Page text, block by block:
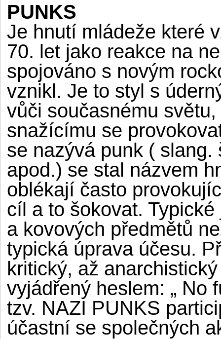
PUNKS
Je hnutí mládeže které
70. let jako reakce na
spojováno s novým
vznikl. Je to styl s
vůči současnému
snažícímu se
se nazývá punk (
apod.) se stal názvem
oblékají často
cíl a to šokovat.
a kovových předmětů
typická úprava účesu.
kritický, až
vyjádřený heslem: „ No
tzv. NAZI PUNKS
účastní se společných